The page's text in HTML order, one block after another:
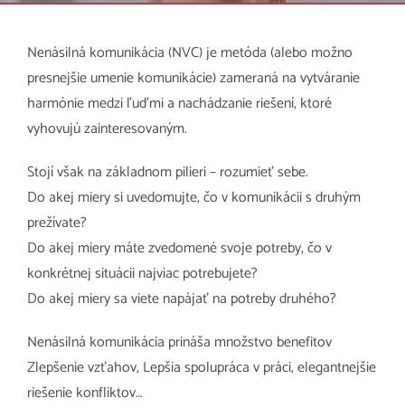
Nenásilná komunikácia (NVC) je metóda (alebo možno
presnejšie umenie komunikácie) zameraná na vytváranie
harmónie medzi ľuďmi a nachádzanie riešení, ktoré
vyhovujú zainteresovaným.
Stojí však na základnom pilieri – rozumieť sebe.
Do akej miery si uvedomujte, čo v komunikácii s druhým
prežívate?
Do akej miery máte zvedomené svoje potreby, čo v
konkrétnej situácii najviac potrebujete?
Do akej miery sa viete napájať na potreby druhého?
Nenásilná komunikácia prináša množstvo benefitov
Zlepšenie vzťahov, Lepšia spolupráca v práci, elegantnejšie
riešenie konfliktov…